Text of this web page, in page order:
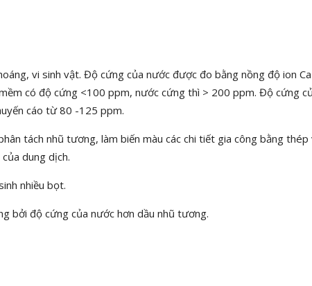
vi sinh vật. Độ cứng của nước được đo bằng nồng độ ion Ca
có độ cứng <100 ppm, nước cứng thì > 200 ppm. Độ cứng
cáo từ 80 -125 ppm.
tách nhũ tương, làm biến màu các chi tiết gia công bằng thép
dung dịch.
nhiều bọt.
bởi độ cứng của nước hơn dầu nhũ tương.